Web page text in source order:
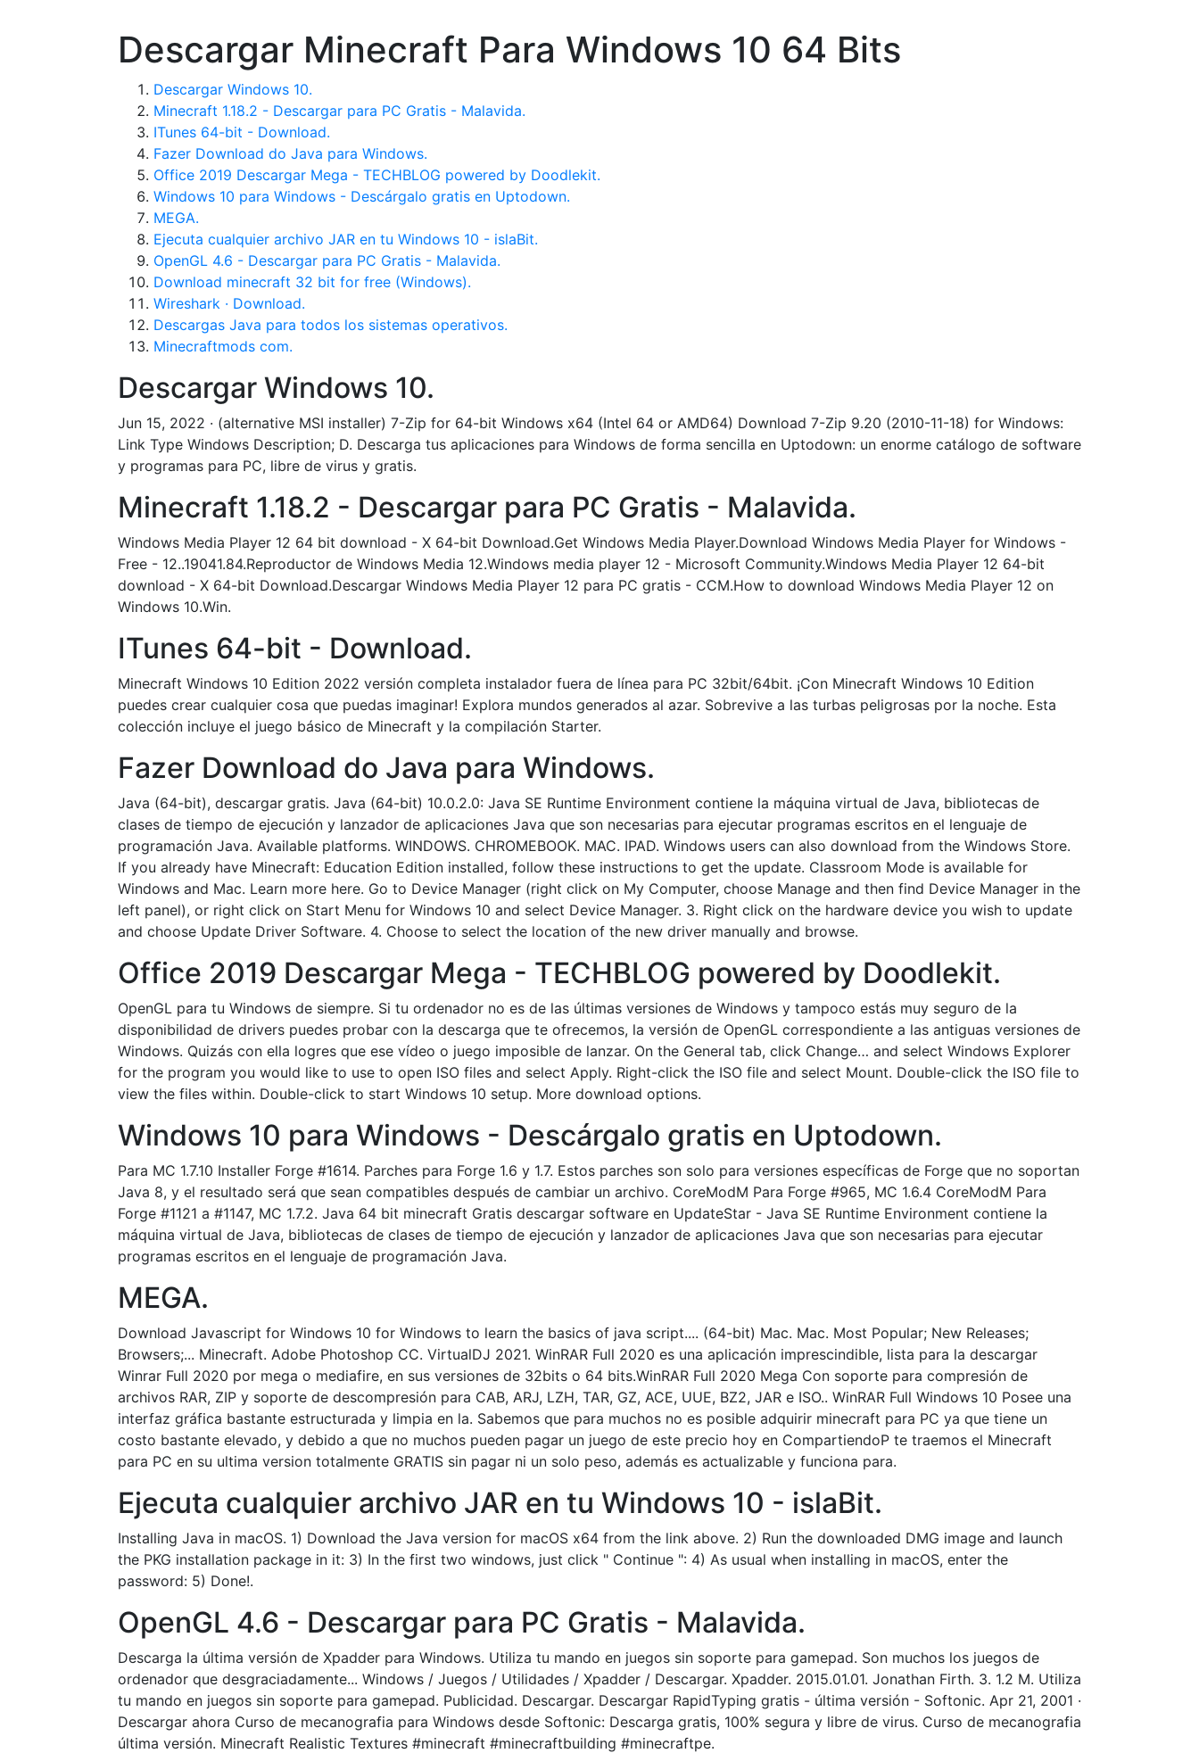
Descargar Minecraft Para Windows 10 64 Bits
Descargar Windows 10.
Minecraft 1.18.2 - Descargar para PC Gratis - Malavida.
ITunes 64-bit - Download.
Fazer Download do Java para Windows.
Office 2019 Descargar Mega - TECHBLOG powered by Doodlekit.
Windows 10 para Windows - Descárgalo gratis en Uptodown.
MEGA.
Ejecuta cualquier archivo JAR en tu Windows 10 - islaBit.
OpenGL 4.6 - Descargar para PC Gratis - Malavida.
Download minecraft 32 bit for free (Windows).
Wireshark · Download.
Descargas Java para todos los sistemas operativos.
Minecraftmods com.
Descargar Windows 10.
Jun 15, 2022 · (alternative MSI installer) 7-Zip for 64-bit Windows x64 (Intel 64 or AMD64) Download 7-Zip 9.20 (2010-11-18) for Windows:
Link Type Windows Description; D. Descarga tus aplicaciones para Windows de forma sencilla en Uptodown: un enorme catálogo de software
y programas para PC, libre de virus y gratis.
Minecraft 1.18.2 - Descargar para PC Gratis - Malavida.
Windows Media Player 12 64 bit download - X 64-bit Download.Get Windows Media Player.Download Windows Media Player for Windows -
Free - 12..19041.84.Reproductor de Windows Media 12.Windows media player 12 - Microsoft Community.Windows Media Player 12 64-bit
download - X 64-bit Download.Descargar Windows Media Player 12 para PC gratis - CCM.How to download Windows Media Player 12 on
Windows 10.Win.
ITunes 64-bit - Download.
Minecraft Windows 10 Edition 2022 versión completa instalador fuera de línea para PC 32bit/64bit. ¡Con Minecraft Windows 10 Edition
puedes crear cualquier cosa que puedas imaginar! Explora mundos generados al azar. Sobrevive a las turbas peligrosas por la noche. Esta
colección incluye el juego básico de Minecraft y la compilación Starter.
Fazer Download do Java para Windows.
Java (64-bit), descargar gratis. Java (64-bit) 10.0.2.0: Java SE Runtime Environment contiene la máquina virtual de Java, bibliotecas de
clases de tiempo de ejecución y lanzador de aplicaciones Java que son necesarias para ejecutar programas escritos en el lenguaje de
programación Java. Available platforms. WINDOWS. CHROMEBOOK. MAC. IPAD. Windows users can also download from the Windows Store.
If you already have Minecraft: Education Edition installed, follow these instructions to get the update. Classroom Mode is available for
Windows and Mac. Learn more here. Go to Device Manager (right click on My Computer, choose Manage and then find Device Manager in the
left panel), or right click on Start Menu for Windows 10 and select Device Manager. 3. Right click on the hardware device you wish to update
and choose Update Driver Software. 4. Choose to select the location of the new driver manually and browse.
Office 2019 Descargar Mega - TECHBLOG powered by Doodlekit.
OpenGL para tu Windows de siempre. Si tu ordenador no es de las últimas versiones de Windows y tampoco estás muy seguro de la
disponibilidad de drivers puedes probar con la descarga que te ofrecemos, la versión de OpenGL correspondiente a las antiguas versiones de
Windows. Quizás con ella logres que ese vídeo o juego imposible de lanzar. On the General tab, click Change… and select Windows Explorer
for the program you would like to use to open ISO files and select Apply. Right-click the ISO file and select Mount. Double-click the ISO file to
view the files within. Double-click to start Windows 10 setup. More download options.
Windows 10 para Windows - Descárgalo gratis en Uptodown.
Para MC 1.7.10 Installer Forge #1614. Parches para Forge 1.6 y 1.7. Estos parches son solo para versiones específicas de Forge que no soportan
Java 8, y el resultado será que sean compatibles después de cambiar un archivo. CoreModM Para Forge #965, MC 1.6.4 CoreModM Para
Forge #1121 a #1147, MC 1.7.2. Java 64 bit minecraft Gratis descargar software en UpdateStar - Java SE Runtime Environment contiene la
máquina virtual de Java, bibliotecas de clases de tiempo de ejecución y lanzador de aplicaciones Java que son necesarias para ejecutar
programas escritos en el lenguaje de programación Java.
MEGA.
Download Javascript for Windows 10 for Windows to learn the basics of java script.... (64-bit) Mac. Mac. Most Popular; New Releases;
Browsers;... Minecraft. Adobe Photoshop CC. VirtualDJ 2021. WinRAR Full 2020 es una aplicación imprescindible, lista para la descargar
Winrar Full 2020 por mega o mediafire, en sus versiones de 32bits o 64 bits.WinRAR Full 2020 Mega Con soporte para compresión de
archivos RAR, ZIP y soporte de descompresión para CAB, ARJ, LZH, TAR, GZ, ACE, UUE, BZ2, JAR e ISO.. WinRAR Full Windows 10 Posee una
interfaz gráfica bastante estructurada y limpia en la. Sabemos que para muchos no es posible adquirir minecraft para PC ya que tiene un
costo bastante elevado, y debido a que no muchos pueden pagar un juego de este precio hoy en CompartiendoP te traemos el Minecraft
para PC en su ultima version totalmente GRATIS sin pagar ni un solo peso, además es actualizable y funciona para.
Ejecuta cualquier archivo JAR en tu Windows 10 - islaBit.
Installing Java in macOS. 1) Download the Java version for macOS x64 from the link above. 2) Run the downloaded DMG image and launch
the PKG installation package in it: 3) In the first two windows, just click " Continue ": 4) As usual when installing in macOS, enter the
password: 5) Done!.
OpenGL 4.6 - Descargar para PC Gratis - Malavida.
Descarga la última versión de Xpadder para Windows. Utiliza tu mando en juegos sin soporte para gamepad. Son muchos los juegos de
ordenador que desgraciadamente... Windows / Juegos / Utilidades / Xpadder / Descargar. Xpadder. 2015.01.01. Jonathan Firth. 3. 1.2 M. Utiliza
tu mando en juegos sin soporte para gamepad. Publicidad. Descargar. Descargar RapidTyping gratis - última versión - Softonic. Apr 21, 2001 ·
Descargar ahora Curso de mecanografia para Windows desde Softonic: Descarga gratis, 100% segura y libre de virus. Curso de mecanografia
última versión. Minecraft Realistic Textures #minecraft #minecraftbuilding #minecraftpe.